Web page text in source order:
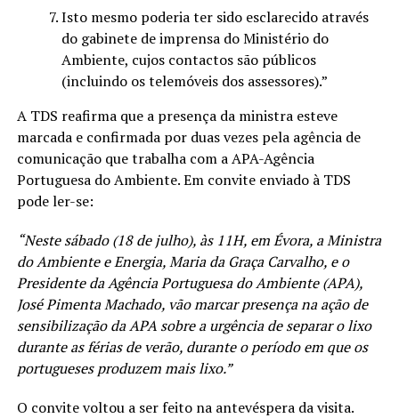
Isto mesmo poderia ter sido esclarecido através
do gabinete de imprensa do Ministério do
Ambiente, cujos contactos são públicos
(incluindo os telemóveis dos assessores).”
A TDS reafirma que a presença da ministra esteve
marcada e confirmada por duas vezes pela agência de
comunicação que trabalha com a APA-Agência
Portuguesa do Ambiente. Em convite enviado à TDS
pode ler-se:
“Neste sábado (18 de julho), às 11H, em Évora, a Ministra
do Ambiente e Energia, Maria da Graça Carvalho, e o
Presidente da Agência Portuguesa do Ambiente (APA),
José Pimenta Machado, vão marcar presença na ação de
sensibilização da APA sobre a urgência de separar o lixo
durante as férias de verão, durante o período em que os
portugueses produzem mais lixo.”
O convite voltou a ser feito na antevéspera da visita.